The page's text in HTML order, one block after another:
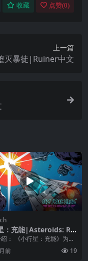
收藏 点赞(0)
上一篇
灭暴徒|Ruiner中文
：充能|Asteroids: Re
中文
： 《小行星：充能》为老
高分追逐者创造了一个熟
活力的现代...
前 19